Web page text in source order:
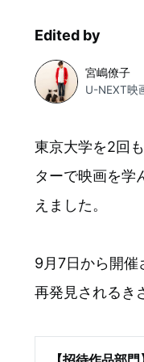
Edited by
宮嶋僚子
U-NEXT映
東京大学を2回
ターで映画を学
えました。
9月7日から開催
再発見されるき